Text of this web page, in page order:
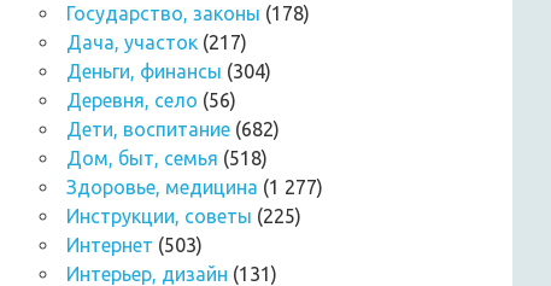
Государство, законы (178)
Дача, участок (217)
Деньги, финансы (304)
Деревня, село (56)
Дети, воспитание (682)
Дом, быт, семья (518)
Здоровье, медицина (1 277)
Инструкции, советы (225)
Интернет (503)
Интерьер, дизайн (131)